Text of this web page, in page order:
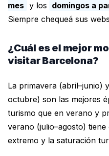
mes y los domingos a
Siempre chequeá sus
¿Cuál es el mejor
visitar Barcelona?
La primavera (abril–junio)
octubre) son las mejores
turismo que en verano y
verano (julio–agosto)
extremo y la saturación